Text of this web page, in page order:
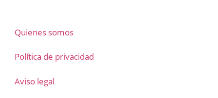
Quienes somos
Política de privacidad
Aviso legal